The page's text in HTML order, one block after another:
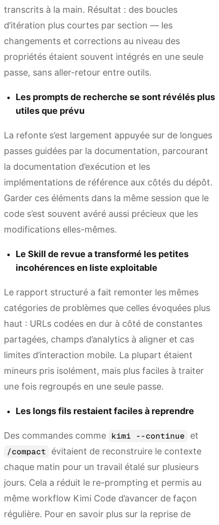
transcrits à la main. Résultat : des boucles
d’itération plus courtes par section — les
changements et corrections au niveau des
propriétés étaient souvent intégrés en une seule
passe, sans aller-retour entre outils.
Les prompts de recherche se sont révélés plus
utiles que prévu
La refonte s’est largement appuyée sur de longues
passes guidées par la documentation, parcourant
la documentation d’exécution et les
implémentations de référence aux côtés du dépôt.
Garder ces éléments dans la même session que le
code s’est souvent avéré aussi précieux que les
modifications elles-mêmes.
Le Skill de revue a transformé les petites
incohérences en liste exploitable
Le rapport structuré a fait remonter les mêmes
catégories de problèmes que celles évoquées plus
haut : URLs codées en dur à côté de constantes
partagées, champs d’analytics à aligner et cas
limites d’interaction mobile. La plupart étaient
mineurs pris isolément, mais plus faciles à traiter
une fois regroupés en une seule passe.
Les longs fils restaient faciles à reprendre
Des commandes comme kimi --continue
et
/compact
évitaient de reconstruire le contexte
chaque matin pour un travail étalé sur plusieurs
jours. Cela a réduit le re-prompting et permis au
même workflow Kimi Code d’avancer de façon
régulière. Pour en savoir plus sur la reprise de